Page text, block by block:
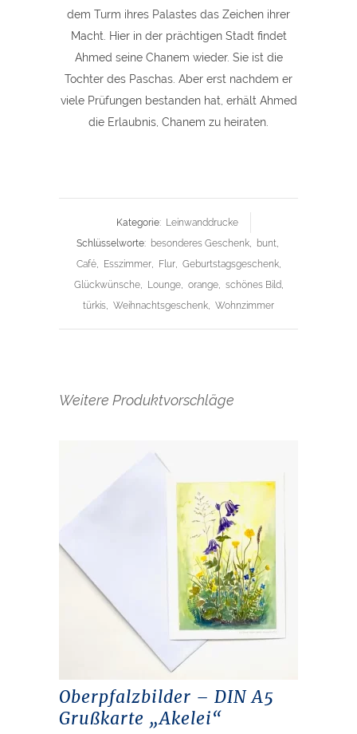
dem Turm ihres Palastes das Zeichen ihrer
Macht. Hier in der prächtigen Stadt findet
Ahmed seine Chanem wieder. Sie ist die
Tochter des Paschas. Aber erst nachdem er
viele Prüfungen bestanden hat, erhält Ahmed
die Erlaubnis, Chanem zu heiraten.
Kategorie: Leinwanddrucke
Schlüsselworte: besonderes Geschenk, bunt,
Café, Esszimmer, Flur, Geburtstagsgeschenk,
Glückwünsche, Lounge, orange, schönes Bild,
türkis, Weihnachtsgeschenk, Wohnzimmer
Weitere Produktvorschläge
Oberpfalzbilder – DIN A5
Grußkarte „Akelei“